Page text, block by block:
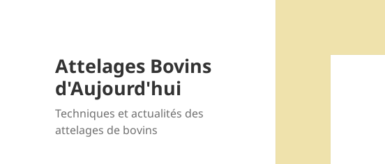
Attelages Bovins
d'Aujourd'hui
Techniques et actualités des
attelages de bovins